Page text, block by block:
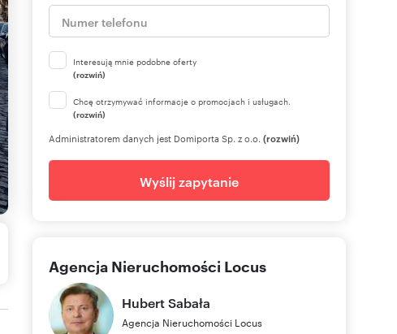
Interesują mnie podobne oferty
(rozwiń)
Chcę otrzymywać informacje o promocjach i usługach.
(rozwiń)
Administratorem danych jest Domiporta Sp. z o.o. (rozwiń)
Wyślij zapytanie
Agencja Nieruchomości Locus
HubertSabała
Agencja Nieruchomości Locus